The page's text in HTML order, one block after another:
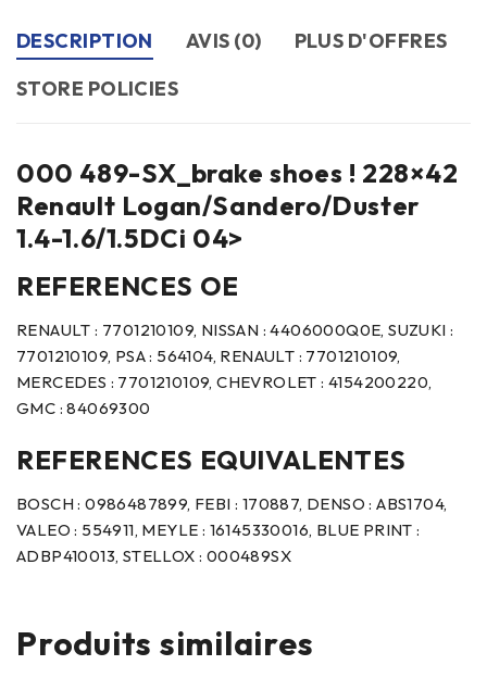
DESCRIPTION AVIS (0)
PLUS D'OFFRES
STORE POLICIES
000 489-SX_brake shoes ! 228×42
Renault Logan/Sandero/Duster
1.4-1.6/1.5DCi 04>
REFERENCES OE
RENAULT : 7701210109, NISSAN : 4406000Q0E, SUZUKI :
7701210109, PSA : 564104, RENAULT : 7701210109,
MERCEDES : 7701210109, CHEVROLET : 4154200220,
GMC : 84069300
REFERENCES EQUIVALENTES
BOSCH : 0986487899, FEBI : 170887, DENSO : ABS1704,
VALEO : 554911, MEYLE : 16145330016, BLUE PRINT :
ADBP410013, STELLOX : 000489SX
Produits similaires